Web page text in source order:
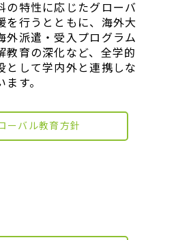
の特性に応じたグローバ
を行うとともに、海外大
外派遣・受入プログラム
教育の深化など、全学的
として学内外と連携しな
す。
ーバル教育方針